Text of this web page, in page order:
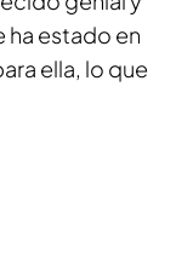
ha estado en
ella, lo que